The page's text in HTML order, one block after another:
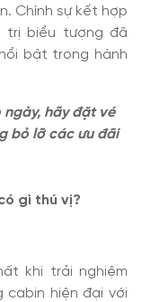
Chính sự kết hợp
trị biểu tượng đã
bật trong hành
hãy đặt vé
bỏ lỡ các ưu đãi
gì thú vị?
khi trải nghiệm
cabin hiện đại với